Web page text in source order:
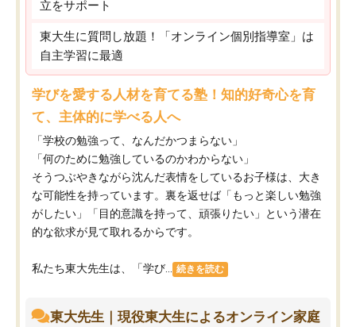
立をサポート
東大生に質問し放題！「オンライン個別指導室」は
自主学習に最適
学びを愛する人材を育てる塾！知的好奇心を育
て、主体的に学べる人へ
「学校の勉強って、なんだかつまらない」
「何のために勉強しているのかわからない」
そうつぶやきながら沈んだ表情をしているお子様は、大き
な可能性を持っています。裏を返せば「もっと楽しい勉強
がしたい」「目的意識を持って、頑張りたい」という潜在
的な欲求が見て取れるからです。
私たち東大先生は、「学び... 続きを読む
東大先生｜現役東大生によるオンライン家庭